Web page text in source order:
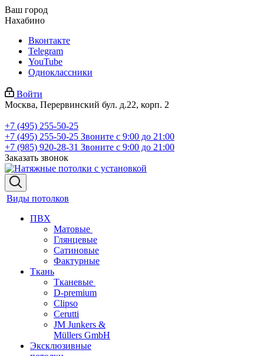
Ваш город
Нахабино
Вконтакте
Telegram
YouTube
Одноклассники
Войти
Москва, Перервинский бул. д.22, корп. 2
+7 (495) 255-50-25
+7 (495) 255-50-25 Звоните с 9:00 до 21:00
+7 (985) 920-28-31 Звоните с 9:00 до 21:00
Заказать звонок
Виды потолков
ПВХ
Матовые
Глянцевые
Сатиновые
Фактурные
Ткань
Тканевые
D-premium
Clipso
Cerutti
JM Junkers &
Müllers GmbH
Эксклюзивные